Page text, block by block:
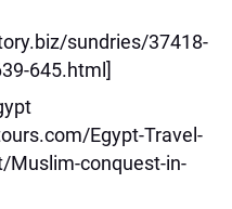
sundries/37418-
645.html]
Egypt-Travel-
Muslim-conquest-in-